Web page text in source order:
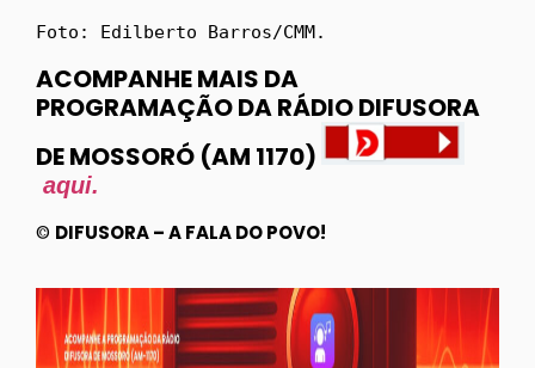
Foto: Edilberto Barros/CMM.
ACOMPANHE MAIS DA
PROGRAMAÇÃO DA RÁDIO DIFUSORA
DE MOSSORÓ (AM 1170)
aqui.
© DIFUSORA – A FALA DO POVO!